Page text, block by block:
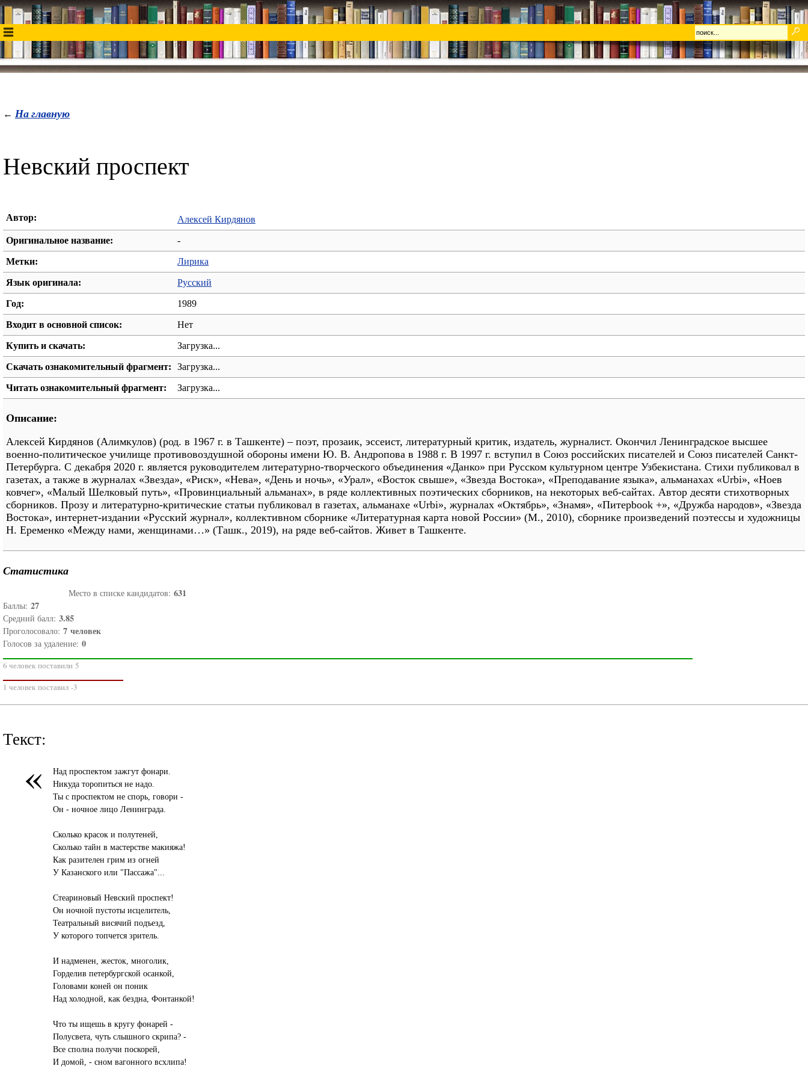
← На главную
Невский проспект
Автор: Алексей Кирдянов
Оригинальное название: -
Метки: Лирика
Язык оригинала: Русский
Год: 1989
Входит в основной список: Нет
Купить и скачать: Загрузка...
Скачать ознакомительный фрагмент: Загрузка...
Читать ознакомительный фрагмент: Загрузка...
Описание:
Алексей Кирдянов (Алимкулов) (род. в 1967 г. в Ташкенте) – поэт, прозаик, эссеист, литературный критик, издатель, журналист. Окончил Ленинградское высшее
военно-политическое училище противовоздушной обороны имени Ю. В. Андропова в 1988 г. В 1997 г. вступил в Союз российских писателей и Союз писателей Санкт-
Петербурга. С декабря 2020 г. является руководителем литературно-творческого объединения «Данко» при Русском культурном центре Узбекистана. Стихи публиковал в
газетах, а также в журналах «Звезда», «Риск», «Нева», «День и ночь», «Урал», «Восток свыше», «Звезда Востока», «Преподавание языка», альманахах «Urbi», «Ноев
ковчег», «Малый Шелковый путь», «Провинциальный альманах», в ряде коллективных поэтических сборников, на некоторых веб-сайтах. Автор десяти стихотворных
сборников. Прозу и литературно-критические статьи публиковал в газетах, альманахе «Urbi», журналах «Октябрь», «Знамя», «Питерbook +», «Дружба народов», «Звезда
Востока», интернет-издании «Русский журнал», коллективном сборнике «Литературная карта новой России» (М., 2010), сборнике произведений поэтессы и художницы
Н. Еременко «Между нами, женщинами…» (Ташк., 2019), на ряде веб-сайтов. Живет в Ташкенте.
Статистика
Место в списке кандидатов: 631
Баллы: 27
Средний балл: 3.85
Проголосовало: 7 человек
Голосов за удаление: 0
6 человек поставили 5
1 человек поставил -3
Текст:
«
Над проспектом зажгут фонари.
Никуда торопиться не надо.
Ты с проспектом не спорь, говори -
Он - ночное лицо Ленинграда.
Сколько красок и полутеней,
Сколько тайн в мастерстве макияжа!
Как разителен грим из огней
У Казанского или "Пассажа"...
Стеариновый Невский проспект!
Он ночной пустоты исцелитель,
Театральный висячий подъезд,
У которого топчется зритель.
И надменен, жесток, многолик,
Горделив петербургской осанкой,
Головами коней он поник
Над холодной, как бездна, Фонтанкой!
Что ты ищешь в кругу фонарей -
Полусвета, чуть слышного скрипа? -
Все сполна получи поскорей,
И домой, - сном вагонного всхлипа!